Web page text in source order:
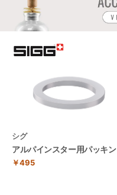
シグ
アルパインスター用パッキン
￥495